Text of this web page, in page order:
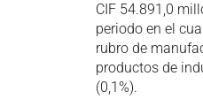
CIF 54.891,0
periodo en el
rubro de
productos de
(0,1%).